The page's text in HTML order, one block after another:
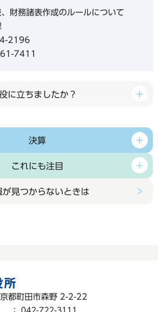
財務諸表作成のルールについて
2196
7411
に立ちましたか？
決算
これにも注目
が見つからないときは
都町田市森野 2-2-22
： 042-722-3111